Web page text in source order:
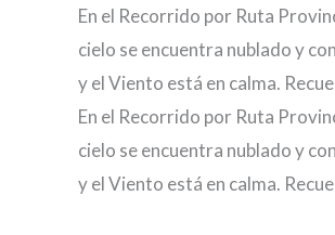
En el Recorrido por Ruta
cielo se encuentra nublado y
y el Viento está en calma.
En el Recorrido por Ruta
cielo se encuentra nublado y
y el Viento está en calma.